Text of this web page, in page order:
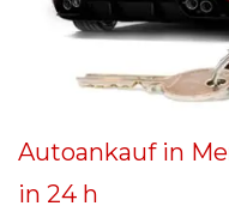
Autoankauf in
in 24 h